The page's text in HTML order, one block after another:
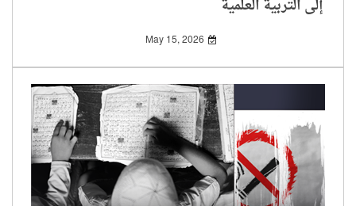
إلى التربية العلمية
May 15, 2026